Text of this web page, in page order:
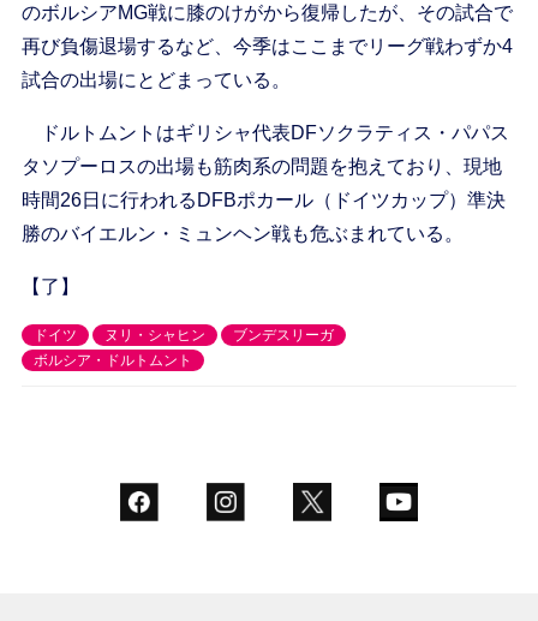
のボルシアMG戦に膝のけがから復帰したが、その試合で
再び負傷退場するなど、今季はここまでリーグ戦わずか4
試合の出場にとどまっている。
ドルトムントはギリシャ代表DFソクラティス・パパス
タソプーロスの出場も筋肉系の問題を抱えており、現地
時間26日に行われるDFBポカール（ドイツカップ）準決
勝のバイエルン・ミュンヘン戦も危ぶまれている。
【了】
ドイツ ヌリ・シャヒン
ブンデスリーガ
ボルシア・ドルトムント